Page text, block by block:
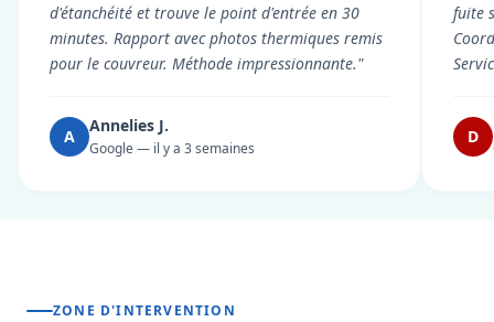
d'étanchéité et trouve le point d'entrée en 30
minutes. Rapport avec photos thermiques remis
pour le couvreur. Méthode impressionnante."
A
Annelies J.
Google — il y a 3 semaines
fuite
D
ZONE D'INTERVENTION